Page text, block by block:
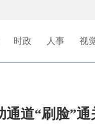
时政 人事 视
通道“刷脸”通